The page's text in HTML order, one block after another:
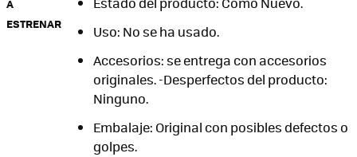
A
ESTRENAR
Uso: No se ha usado.
Accesorios: se entrega con accesorios
originales. -Desperfectos del producto:
Ninguno.
Embalaje: Original con posibles defectos o
golpes.